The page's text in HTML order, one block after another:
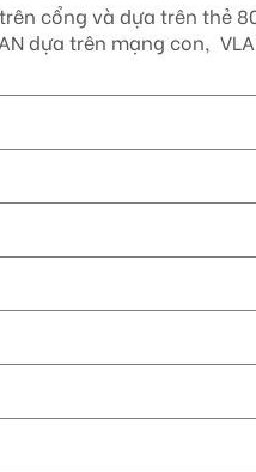
cổng và dựa trên thẻ
dựa trên mạng con,